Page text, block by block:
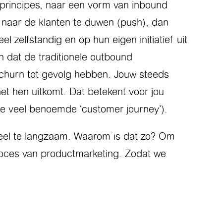
naar een vorm van inbound
de klanten te duwen (push), dan
zelfstandig en op hun eigen initiatief uit
dat de traditionele outbound
tot gevolg hebben. Jouw steeds
hen uitkomt. Dat betekent voor jou
benoemde ‘customer journey’).
te langzaam. Waarom is dat zo? Om
van productmarketing. Zodat we